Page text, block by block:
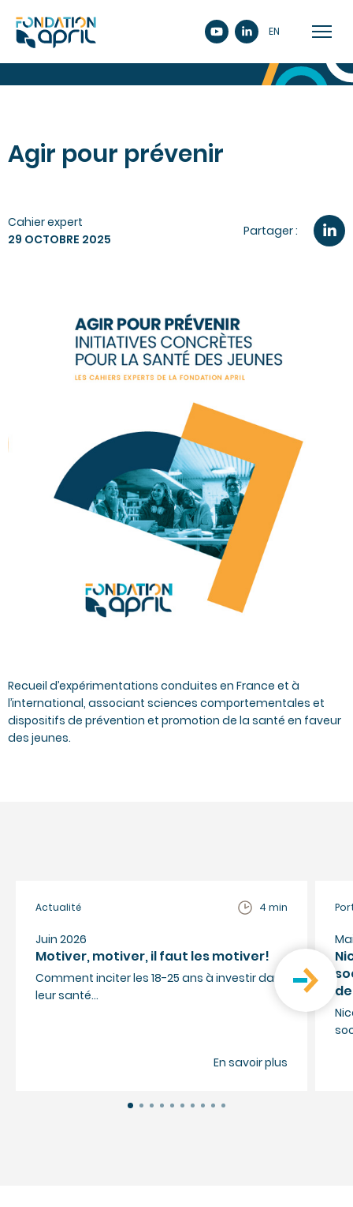
EN
Agir pour prévenir
Cahier expert
29 OCTOBRE 2025
Partager :
Recueil d’expérimentations conduites en France et à
l’international, associant sciences comportementales et
dispositifs de prévention et promotion de la santé en faveur
des jeunes.
Actualité 4 min
Juin 2026
Motiver, motiver, il faut les motiver!
Comment inciter les 18-25 ans à investir dans
leur santé…
En savoir plus